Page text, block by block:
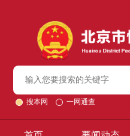
搜本网 一网通查